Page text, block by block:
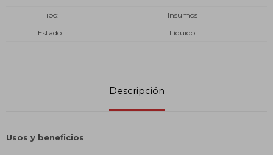
Tipo
Insumos
Estado
Líquido
Descripción
Usos y beneficios